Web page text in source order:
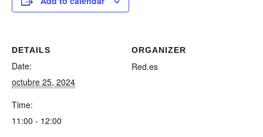
DETAILS
Date:
octubre 25, 2024
Time:
11:00 - 12:00
ORGANIZER
Red.es